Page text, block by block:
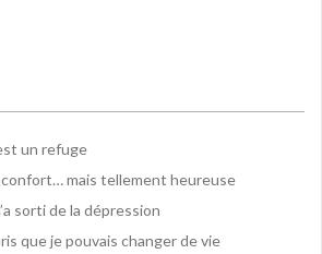
un refuge
mais tellement heureuse
sorti de la dépression
que je pouvais changer de vie